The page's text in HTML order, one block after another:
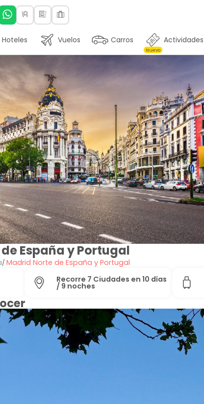
Hoteles Vuelos Carros Actividades
Nuevo
España y Portugal
Madrid Norte de España y Portugal
Recorre 7 Ciudades en 10 días
/ 9 noches